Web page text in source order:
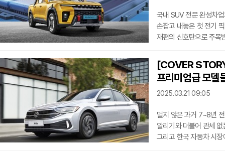
국내 SUV 전문 완성차
손잡고 내놓은 첫 전기
재편의 신호탄으로 주목
KG모빌리티는 BYD와
수 있다는 유연한 입장
친환경 픽업트럭을 앞세
간 협력이 한국 전기차
[COVER
프리미엄급 모델
2025.03.21 09:05
멀지 않은 과거 7~8년
알리기와 더불어 관세
그리고 한국 자동차 시